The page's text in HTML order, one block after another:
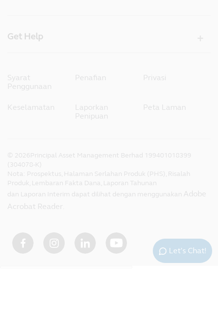
Get Help
Syarat
Penggunaan
Penafian Privasi
Keselamatan
Laporkan
Penipuan
Peta Laman
© 2026Principal Asset Management Berhad 199401018399
(304078-K)
Nota: Prospektus, Halaman Serlahan Produk (PHS), Risalah
Produk, Lembaran Fakta Dana, Laporan Tahunan
dan Laporan Interim dapat dilihat dengan menggunakan Adobe
Acrobat Reader
Let’s Chat!